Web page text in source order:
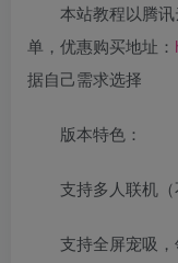
本站教程以腾
单，优惠购买地址：
据自己需求选择
版本特色：
支持多人联机
支持全屏宠吸